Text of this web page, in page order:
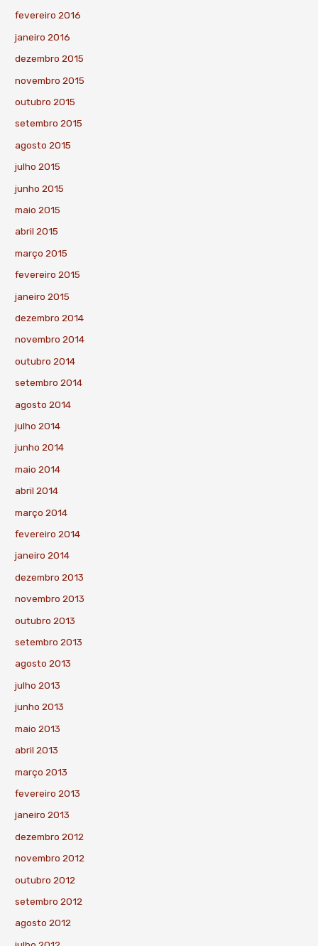
fevereiro 2016
janeiro 2016
dezembro 2015
novembro 2015
outubro 2015
setembro 2015
agosto 2015
julho 2015
junho 2015
maio 2015
abril 2015
março 2015
fevereiro 2015
janeiro 2015
dezembro 2014
novembro 2014
outubro 2014
setembro 2014
agosto 2014
julho 2014
junho 2014
maio 2014
abril 2014
março 2014
fevereiro 2014
janeiro 2014
dezembro 2013
novembro 2013
outubro 2013
setembro 2013
agosto 2013
julho 2013
junho 2013
maio 2013
abril 2013
março 2013
fevereiro 2013
janeiro 2013
dezembro 2012
novembro 2012
outubro 2012
setembro 2012
agosto 2012